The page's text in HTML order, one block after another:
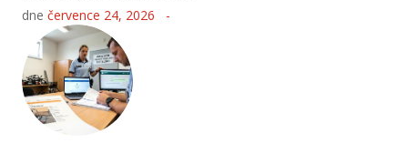
dne července 24, 2026